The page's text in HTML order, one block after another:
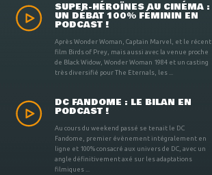
SUPER-HÉROÏNES AU CINÉMA :
UN DÉBAT 100% FÉMININ EN
PODCAST !
Après Wonder Woman, Captain Marvel, et le récent
film Birds of Prey, mais aussi avec la venue proche
de Black Widow, Wonder Woman 1984 et un casting
très diversifié pour The Eternals, les ...
DC FANDOME : LE BILAN EN
PODCAST !
Au cours du weekend passé se tenait le DC
Fandome, premier évènement intégralement en
ligne et 100% consacré aux univers de DC, avec un
angle définitivement axé sur les adaptations
filmiques ...